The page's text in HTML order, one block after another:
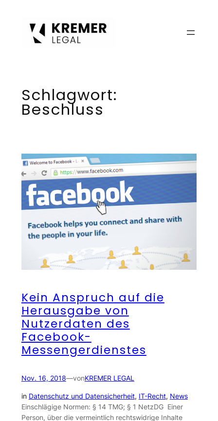
Schlagwort:
Beschluss
Kein Anspruch auf die
Herausgabe von
Nutzerdaten des
Facebook-
Messengerdienstes
Nov. 16, 2018—vonKREMER LEGAL
in Datenschutz und Datensicherheit, IT-Recht, News
Einschlägige Normen: § 14 TMG; § 1 NetzDG Einer
Person, über die vermeintlich rechtswidrige Inhalte